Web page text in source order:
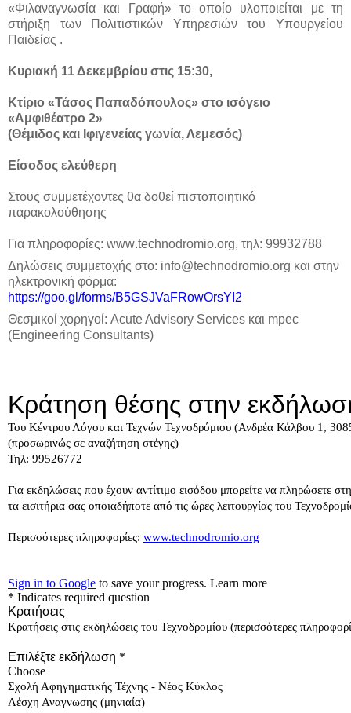
«Φιλαναγνωσία και Γραφή» το οποίο υλοποιείται με τη
στήριξη των Πολιτιστικών Υπηρεσιών του Υπουργείου
Παιδείας .
Κυριακή 11 Δεκεμβρίου στις 15:30,
Κτίριο «Τάσος Παπαδόπουλος» στο ισόγειο
«Αμφιθέατρο 2»
(Θέμιδος και Ιφιγενείας γωνία, Λεμεσός)
Είσοδος ελεύθερη
Στους συμμετέχοντες θα δοθεί πιστοποιητικό
παρακολούθησης
Για πληροφορίες: www.technodromio.org, τηλ: 99932788
Δηλώσεις συμμετοχής στο: info@technodromio.org και στην
ηλεκτρονική φόρμα:
https://goo.gl /forms/B5GSJVaFRowOrsYI 2
Θεσμικοί χορηγοί: AcuteAdvisory Services και mpec
(Engineering Consultants)